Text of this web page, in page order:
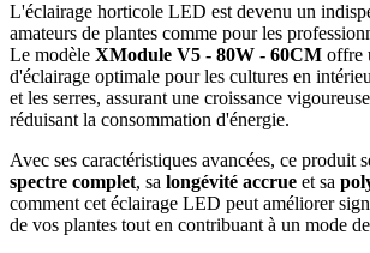
L'éclairage horticole LED est devenu un
amateurs de plantes comme pour les
Le modèle XModule V5 - 80W - 60CM offre
d'éclairage optimale pour les cultures en
et les serres, assurant une croissance
réduisant la consommation d'énergie.
Avec ses caractéristiques avancées, ce produit
spectre complet, sa longévité accrue et sa
comment cet éclairage LED peut améliorer
de vos plantes tout en contribuant à un mode